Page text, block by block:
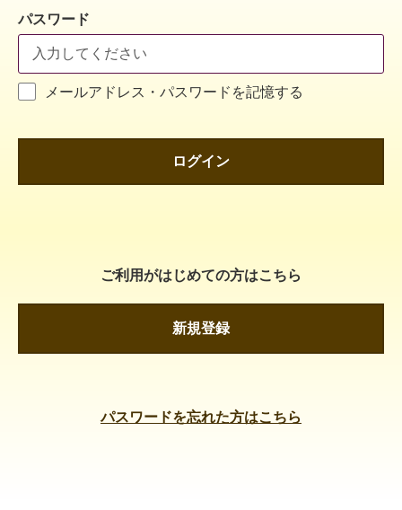
パスワード
メールアドレス・パスワードを記憶する
ログイン
ご利用がはじめての方はこちら
新規登録
パスワードを忘れた方はこちら